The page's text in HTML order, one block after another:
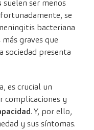
suelen ser menos
se
bacteriana
graves que
sociedad presenta
es crucial un
complicaciones y
. Y, por ello,
y sus síntomas.